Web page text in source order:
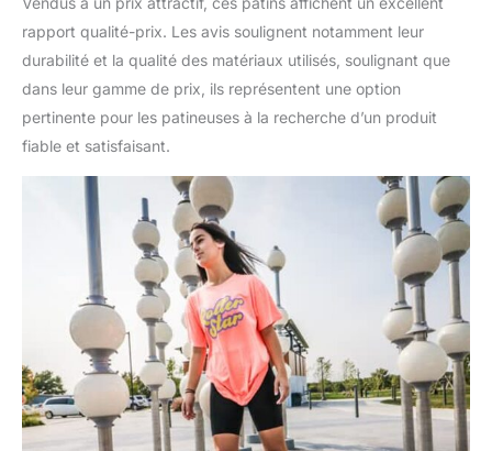
rapport qualité-prix. Les avis soulignent notamment leur
durabilité et la qualité des matériaux utilisés, soulignant que
dans leur gamme de prix, ils représentent une option
pertinente pour les patineuses à la recherche d’un produit
fiable et satisfaisant.